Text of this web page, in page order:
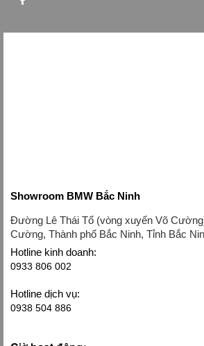
Showroom BMW Bắc Ninh
Đường Lê Thái Tổ (vòng xuyến Võ
Cường, Thành phố Bắc Ninh, Tỉnh Bắc
Hotline kinh doanh:
0933 806 002
Hotline dịch vụ:
0938 504 886